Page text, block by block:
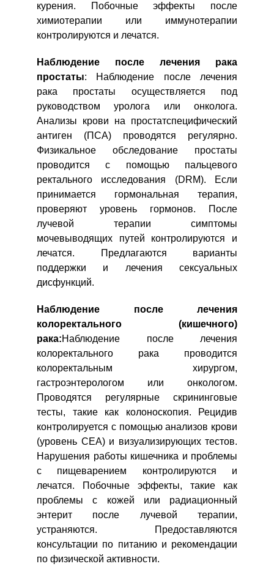
курения. Побочные эффекты после
химиотерапии или иммунотерапии
контролируются и лечатся.
Наблюдение после лечения рака
простаты: Наблюдение после лечения
рака простаты осуществляется под
руководством уролога или онколога.
Анализы крови на простатспецифический
антиген (ПСА) проводятся регулярно.
Физикальное обследование простаты
проводится с помощью пальцевого
ректального исследования (DRM). Если
принимается гормональная терапия,
проверяют уровень гормонов. После
лучевой терапии симптомы
мочевыводящих путей контролируются и
лечатся. Предлагаются варианты
поддержки и лечения сексуальных
дисфункций.
Наблюдение после лечения
колоректального (кишечного)
рака:Наблюдение после лечения
колоректального рака проводится
колоректальным хирургом,
гастроэнтерологом или онкологом.
Проводятся регулярные скрининговые
тесты, такие как колоноскопия. Рецидив
контролируется с помощью анализов крови
(уровень СЕА) и визуализирующих тестов.
Нарушения работы кишечника и проблемы
с пищеварением контролируются и
лечатся. Побочные эффекты, такие как
проблемы с кожей или радиационный
энтерит после лучевой терапии,
устраняются. Предоставляются
консультации по питанию и рекомендации
по физической активности.